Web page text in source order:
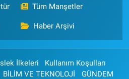
Tüm Manşetler
Haber Arşivi
İlkeleri
Kullanım Koşulları
BİLİM VE TEKNOLOJİ
GÜNDEM